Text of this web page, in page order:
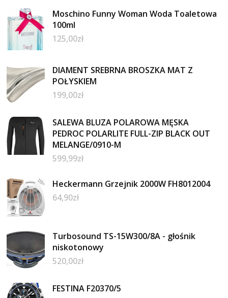
Moschino Funny Woman Woda Toaletowa
100ml
125,00zł
DIAMENT SREBRNA BROSZKA MAT Z
POŁYSKIEM
199,00zł
SALEWA BLUZA POLAROWA MĘSKA
PEDROC POLARLITE FULL-ZIP BLACK OUT
MELANGE/0910-M
599,99zł
Heckermann Grzejnik 2000W FH8012004
64,90zł
Turbosound TS-15W300/8A - głośnik
niskotonowy
520,00zł
FESTINA F20370/5